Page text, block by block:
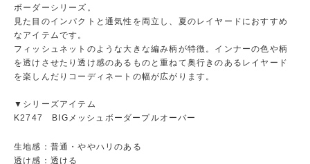
ボーダーシリーズ。
見た目のインパクトと通気性を両立し、夏のレイヤードにおすすめ
なアイテムです。
フィッシュネットのような大きな編み柄が特徴。インナーの色や柄
を透けさせたり透け感のあるものと重ねて奥行きのあるレイヤード
を楽しんだりコーディネートの幅が広がります。
▼シリーズアイテム
K2747 BIGメッシュボーダープルオーバー
生地感：普通・ややハリのある
透け感：透ける